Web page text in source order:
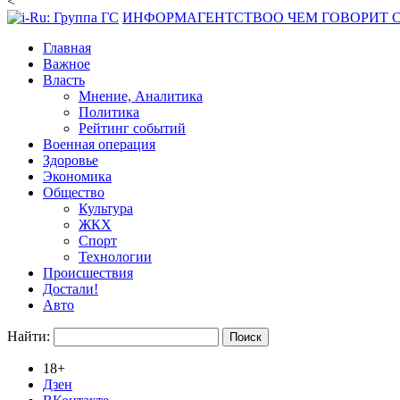
ИНФОРМАГЕНТСТВОО ЧЕМ ГОВОРИТ
Главная
Важное
Власть
Мнение, Аналитика
Политика
Рейтинг событий
Военная операция
Здоровье
Экономика
Общество
Культура
ЖКХ
Спорт
Технологии
Происшествия
Достали!
Авто
Найти:
18+
Дзен